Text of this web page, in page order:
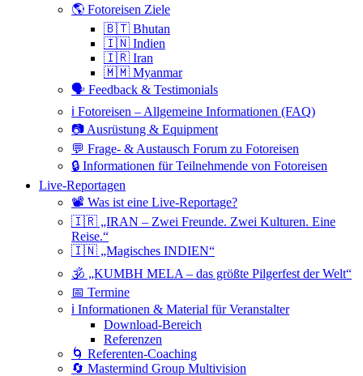
🌎 Fotoreisen Ziele
🇧🇹 Bhutan
🇮🇳 Indien
🇮🇷 Iran
🇲🇲 Myanmar
🗣 Feedback & Testimonials
ℹ️ Fotoreisen – Allgemeine Informationen (FAQ)
📷 Ausrüstung & Equipment
💬 Frage- & Austausch Forum zu Fotoreisen
🔒 Informationen für Teilnehmende von Fotoreisen
Live-Reportagen
📽 Was ist eine Live-Reportage?
🇮🇷 „IRAN – Zwei Freunde. Zwei Kulturen. Eine
Reise.“
🇮🇳 „Magisches INDIEN“
🕉 „KUMBH MELA – das größte Pilgerfest der Welt“
📅 Termine
ℹ️ Informationen & Material für Veranstalter
Download-Bereich
Referenzen
🌀 Referenten-Coaching
🔄 Mastermind Group Multivision